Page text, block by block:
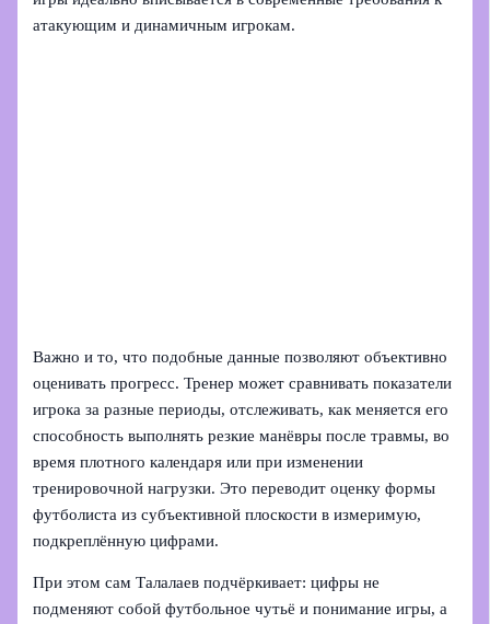
атакующим и динамичным игрокам.
Важно и то, что подобные данные позволяют объективно
оценивать прогресс. Тренер может сравнивать показатели
игрока за разные периоды, отслеживать, как меняется его
способность выполнять резкие манёвры после травмы, во
время плотного календаря или при изменении
тренировочной нагрузки. Это переводит оценку формы
футболиста из субъективной плоскости в измеримую,
подкреплённую цифрами.
При этом сам Талалаев подчёркивает: цифры не
подменяют собой футбольное чутьё и понимание игры, а